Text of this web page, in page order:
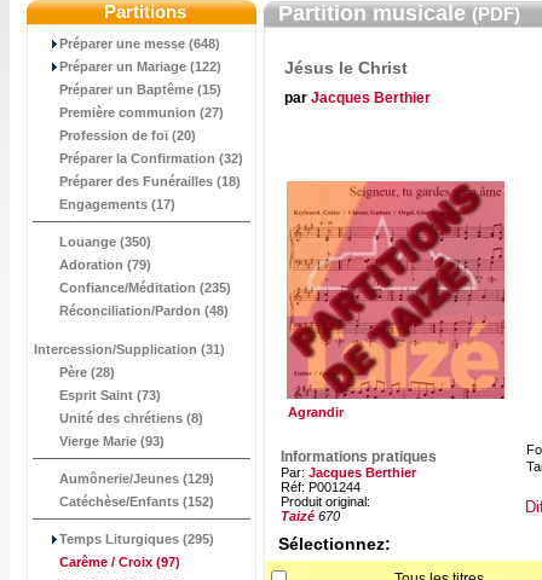
Partitions
Préparer une messe (648)
Préparer un Mariage (122)
Préparer un Baptême (15)
Première communion (27)
Profession de foi (20)
Préparer la Confirmation (32)
Préparer des Funérailles (18)
Engagements (17)
Louange (350)
Adoration (79)
Confiance/Méditation (235)
Réconciliation/Pardon (48)
Intercession/Supplication (31)
Père (28)
Esprit Saint (73)
Unité des chrétiens (8)
Vierge Marie (93)
Aumônerie/Jeunes (129)
Catéchèse/Enfants (152)
Temps Liturgiques (295)
Carême / Croix (97)
Partition musicale(PDF)
Jésus le Christ
par Jacques Berthier
Agrandir
Informations pratiques
Par: Jacques Berthier
Réf: P001244
Produit original:
Taizé 670
Sélectionnez: